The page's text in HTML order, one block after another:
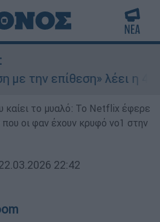
την επίθεση» λέει η
καίει το μυαλό: Το Netflix έφερε
οι φαν έχουν κρυφό νο1 στην
22:42